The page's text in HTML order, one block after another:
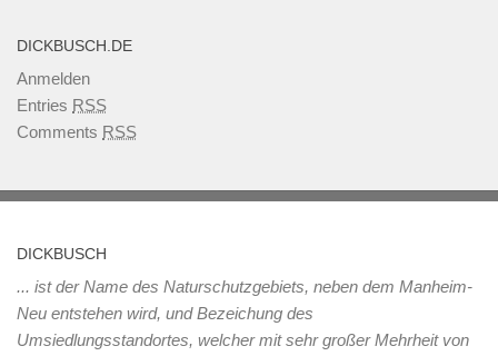
DICKBUSCH.DE
Anmelden
Entries RSS
Comments RSS
DICKBUSCH
... ist der Name des Naturschutzgebiets, neben dem Manheim-
Neu entstehen wird, und Bezeichung des
Umsiedlungsstandortes, welcher mit sehr großer Mehrheit von